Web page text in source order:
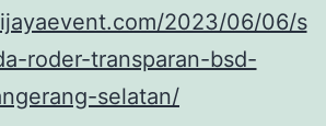
2023/06/06/s
roder-transparan-bsd-
selatan/